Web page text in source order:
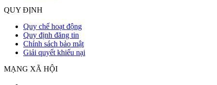
QUY ĐỊNH
Quy chế hoạt động
Quy định đăng tin
Chính sách bảo mật
Giải quyết khiếu nại
MẠNG XÃ HỘI